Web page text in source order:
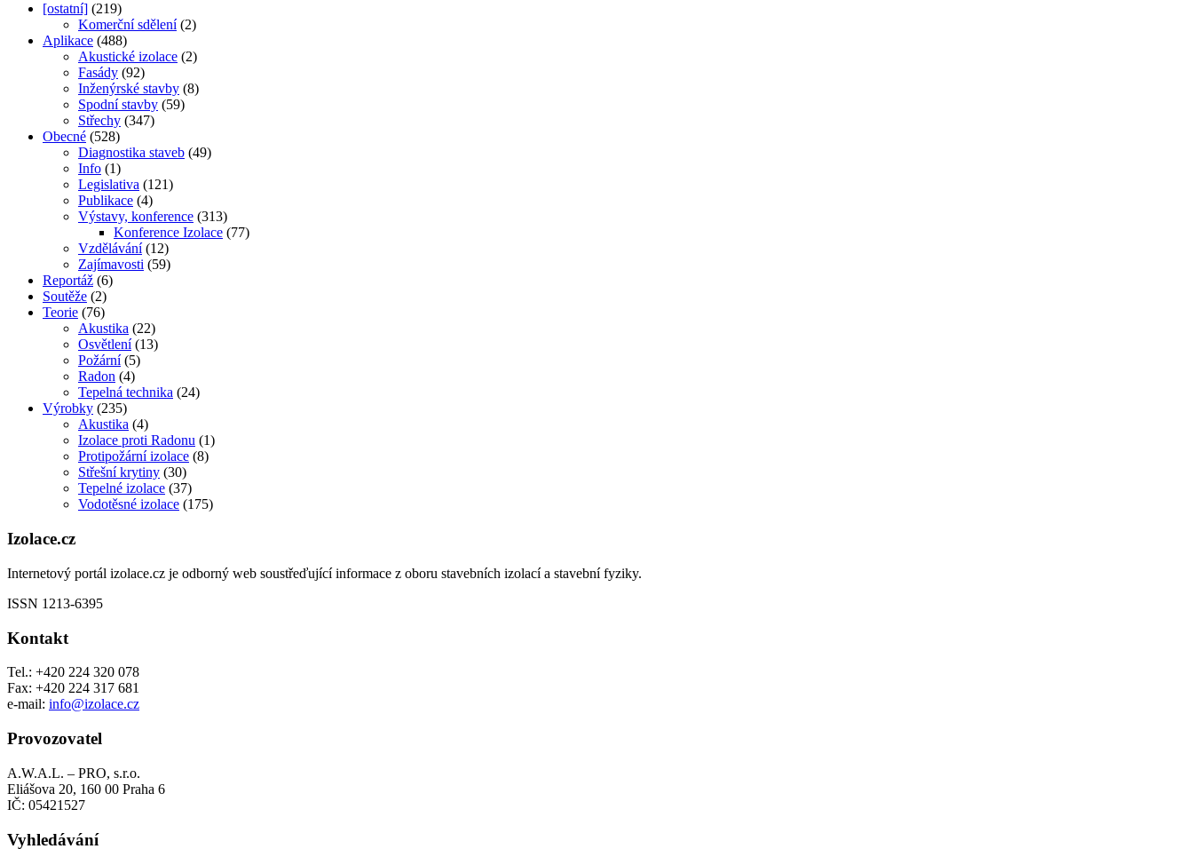
[ostatní] (219)
Komerční sdělení (2)
Aplikace (488)
Akustické izolace (2)
Fasády (92)
Inženýrské stavby (8)
Spodní stavby (59)
Střechy (347)
Obecné (528)
Diagnostika staveb (49)
Info (1)
Legislativa (121)
Publikace (4)
Výstavy, konference (313)
Konference Izolace (77)
Vzdělávání (12)
Zajímavosti (59)
Reportáž (6)
Soutěže (2)
Teorie (76)
Akustika (22)
Osvětlení (13)
Požární (5)
Radon (4)
Tepelná technika (24)
Výrobky (235)
Akustika (4)
Izolace proti Radonu (1)
Protipožární izolace (8)
Střešní krytiny (30)
Tepelné izolace (37)
Vodotěsné izolace (175)
Izolace.cz
Internetový portál izolace.cz je odborný web soustřeďující informace z oboru stavebních izolací a stavební fyziky.
ISSN 1213-6395
Kontakt
Tel.: +420 224 320 078
Fax: +420 224 317 681
e-mail: info@izolace.cz
Provozovatel
A.W.A.L. – PRO, s.r.o.
Eliášova 20, 160 00 Praha 6
IČ: 05421527
Vyhledávání